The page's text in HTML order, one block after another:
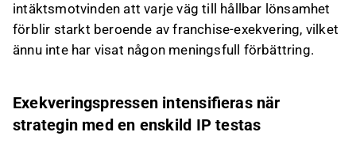
intäktsmotvinden att varje väg till hållbar lönsamhet
förblir starkt beroende av franchise-exekvering, vilket
ännu inte har visat någon meningsfull förbättring.
Exekveringspressen intensifieras när
strategin med en enskild IP testas